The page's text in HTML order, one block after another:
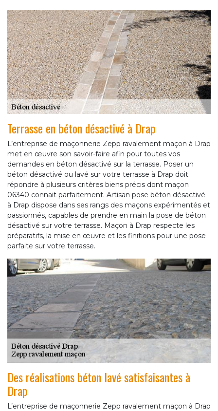
Terrasse en béton désactivé à Drap
L’entreprise de maçonnerie Zepp ravalement maçon à Drap
met en œuvre son savoir-faire afin pour toutes vos
demandes en béton désactivé sur la terrasse. Poser un
béton désactivé ou lavé sur votre terrasse à Drap doit
répondre à plusieurs critères biens précis dont maçon
06340 connait parfaitement. Artisan pose béton désactivé
à Drap dispose dans ses rangs des maçons expérimentés et
passionnés, capables de prendre en main la pose de béton
désactivé sur votre terrasse. Maçon à Drap respecte les
préparatifs, la mise en œuvre et les finitions pour une pose
parfaite sur votre terrasse.
Des réalisations béton lavé satisfaisantes à
Drap
L’entreprise de maçonnerie Zepp ravalement maçon à Drap